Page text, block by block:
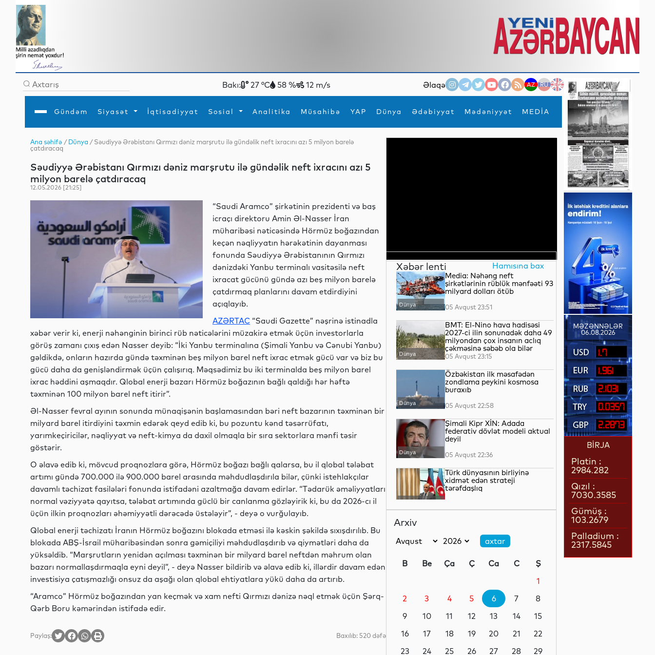
Bakı: 27 °C 58 % 12 m/s Əlaqə AZ RU EN
Gündəm Siyasət İqtisadiyyat Sosial Analitika Müsahibə YAP Dünya Ədəbiyyat Mədəniyyət MEDİA
×
Ana səhifə
Gündəm
İqtisadiyyat
YAP
Analitika
Mədəniyyət
Müsahibə
MEDİA
Xarici siyasət
Daxili siyasət
Turizm
Elm
İdman
Yeni texnologiyalar
Ana səhifə /Dünya / Səudiyyə Ərəbistanı Qırmızı dəniz marşrutu ilə gündəlik neft ixracını azı 5 milyon barelə
çatdıracaq
Səudiyyə Ərəbistanı Qırmızı dəniz marşrutu ilə gündəlik neft ixracını azı 5
milyon barelə çatdıracaq
12.05.2026 [21:25]
“Saudi Aramco” şirkətinin prezidenti və baş
icraçı direktoru Amin Əl-Nasser İran
müharibəsi nəticəsində Hörmüz boğazından
keçən nəqliyyatın hərəkətinin dayanması
fonunda Səudiyyə Ərəbistanının Qırmızı
dənizdəki Yanbu terminalı vasitəsilə neft
ixracat gücünü gündə azı beş milyon barelə
çatdırmaq planlarını davam etdirdiyini
açıqlayıb.
AZƏRTAC “Saudi Gazette” nəşrinə istinadla
xəbər verir ki, enerji nəhənginin birinci rüb nəticələrini müzakirə etmək üçün investorlarla
görüş zamanı çıxış edən Nasser deyib: “İki Yanbu terminalına (Şimali Yanbu və Cənubi Yanbu)
gəldikdə, onların hazırda gündə təxminən beş milyon barel neft ixrac etmək gücü var və biz bu
gücü daha da genişləndirmək üçün çalışırıq. Məqsədimiz bu iki terminalda beş milyon barel
ixrac həddini aşmaqdır. Qlobal enerji bazarı Hörmüz boğazının bağlı qaldığı hər həftə
təxminən 100 milyon barel neft itirir”.
Əl-Nasser fevral ayının sonunda münaqişənin başlamasından bəri neft bazarının təxminən bir
milyard barel itirdiyini təxmin edərək qeyd edib ki, bu pozuntu kənd təsərrüfatı,
yarımkeçiricilər, nəqliyyat və neft-kimya da daxil olmaqla bir sıra sektorlara mənfi təsir
göstərir.
O əlavə edib ki, mövcud proqnozlara görə, Hörmüz boğazı bağlı qalarsa, bu il qlobal tələbat
artımı gündə 700.000 ilə 900.000 barel arasında məhdudlaşdırıla bilər, çünki istehlakçılar
davamlı təchizat fasilələri fonunda istifadəni azaltmağa davam edirlər. “Tədarük əməliyyatları
normal vəziyyətə qayıtsa, tələbat artımında güclü bir canlanma gözləyirik ki, bu da 2026-cı il
üçün ilkin proqnozları əhəmiyyətli dərəcədə üstələyir”, - deyə o vurğulayıb.
Qlobal enerji təchizatı İranın Hörmüz boğazını blokada etməsi ilə kəskin şəkildə sıxışdırılıb. Bu
blokada ABŞ-İsrail müharibəsindən sonra gəmiçiliyi məhdudlaşdırıb və qiymətləri daha da
yüksəldib. “Marşrutların yenidən açılması təxminən bir milyard barel neftdən məhrum olan
bazarı normallaşdırmaqla eyni deyil”, - deyə Nasser bildirib və əlavə edib ki, illərdir davam edən
investisiya çatışmazlığı onsuz da aşağı olan qlobal ehtiyatlara yükü daha da artırıb.
“Aramco” Hörmüz boğazından yan keçmək və xam nefti Qırmızı dənizə nəql etmək üçün Şərq-
Qərb Boru kəmərindən istifadə edir.
Paylaş: Baxılıb: 520 dəfə
Xəbər lenti Hamısına bax
Dünya
Media: Nəhəng neft
şirkətlərinin rüblük mənfəəti 93
milyard dolları ötüb
05 Avqust 23:51
Dünya
BMT: El-Nino hava hadisəsi
2027-ci ilin sonunadək daha 49
milyondan çox insanın aclıq
çəkməsinə səbəb ola bilər
05 Avqust 23:15
Dünya
Özbəkistan ilk məsafədən
zondlama peykini kosmosa
buraxıb
05 Avqust 22:58
Dünya
Şimali Kipr XİN: Adada
federativ dövlət modeli aktual
deyil
05 Avqust 22:36
YAP xəbərləri
Türk dünyasının birliyinə
xidmət edən strateji
tərəfdaşlıq
Dünya
təkzib edib
05 Avqust 21:57
İqtisadiyyat
Qızılın qiyməti 4200 dolları
05 Avqust 21:37
Arxiv
B Be Ça Ç Ca C
Ş
1
2
3 4 5 6 7
8
9
10 11 12 13 14
15
16
17 18 19 20 21
22
23
24 25 26 27 28
29
MƏZƏNNƏLƏR
06.08.2026
1.7
1.961
2.1031
0.0357
2.2873
BİRJA
Platin :
2984.282
Qızıl :
7030.3585
Gümüş :
103.2679
Palladium :
2317.5845